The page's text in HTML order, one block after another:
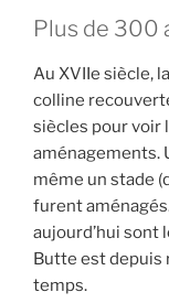
Plus de 300
Au XVIIe siècle,
colline
siècles pour voir
aménagements.
même un stade
furent
aujourd’hui sont
Butte est depuis
temps.